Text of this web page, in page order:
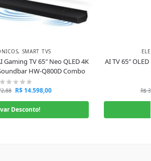
, SMART TVS
TV 65″ Neo QLED 4K
HW-Q800D Combo
R$ 14.598,00
Desconto!
AI TV 65″
R$